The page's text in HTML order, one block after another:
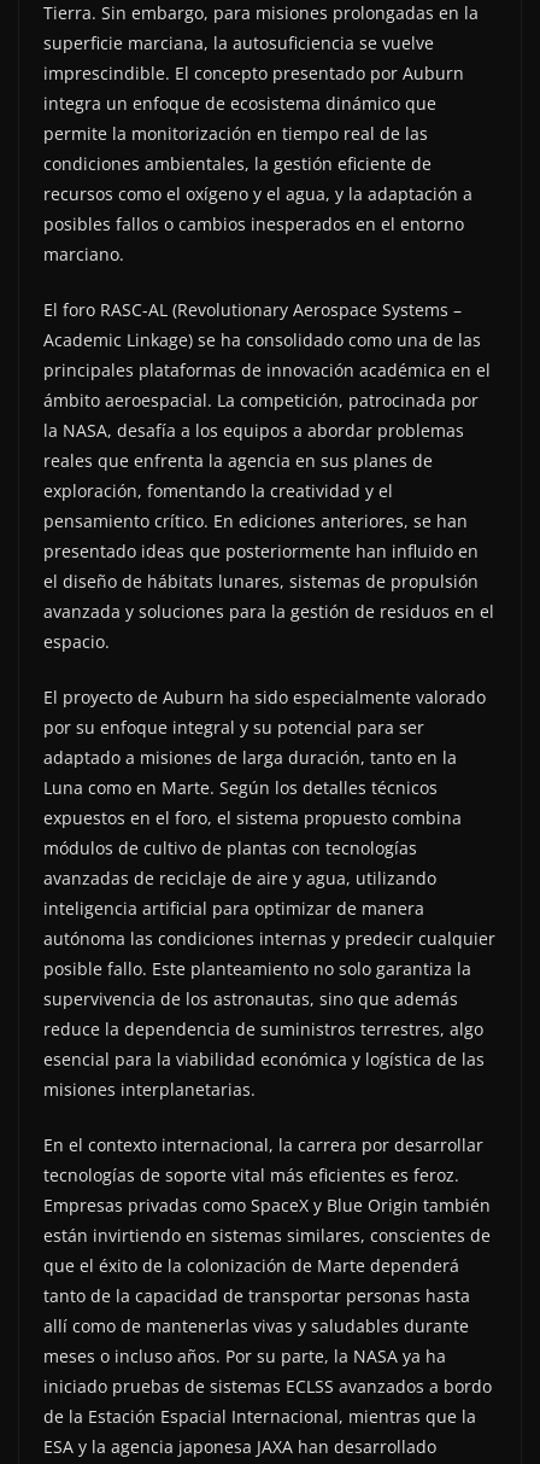
Tierra. Sin embargo, para misiones prolongadas en la
superficie marciana, la autosuficiencia se vuelve
imprescindible. El concepto presentado por Auburn
integra un enfoque de ecosistema dinámico que
permite la monitorización en tiempo real de las
condiciones ambientales, la gestión eficiente de
recursos como el oxígeno y el agua, y la adaptación a
posibles fallos o cambios inesperados en el entorno
marciano.
El foro RASC-AL (Revolutionary Aerospace Systems –
Academic Linkage) se ha consolidado como una de las
principales plataformas de innovación académica en el
ámbito aeroespacial. La competición, patrocinada por
la NASA, desafía a los equipos a abordar problemas
reales que enfrenta la agencia en sus planes de
exploración, fomentando la creatividad y el
pensamiento crítico. En ediciones anteriores, se han
presentado ideas que posteriormente han influido en
el diseño de hábitats lunares, sistemas de propulsión
avanzada y soluciones para la gestión de residuos en el
espacio.
El proyecto de Auburn ha sido especialmente valorado
por su enfoque integral y su potencial para ser
adaptado a misiones de larga duración, tanto en la
Luna como en Marte. Según los detalles técnicos
expuestos en el foro, el sistema propuesto combina
módulos de cultivo de plantas con tecnologías
avanzadas de reciclaje de aire y agua, utilizando
inteligencia artificial para optimizar de manera
autónoma las condiciones internas y predecir cualquier
posible fallo. Este planteamiento no solo garantiza la
supervivencia de los astronautas, sino que además
reduce la dependencia de suministros terrestres, algo
esencial para la viabilidad económica y logística de las
misiones interplanetarias.
En el contexto internacional, la carrera por desarrollar
tecnologías de soporte vital más eficientes es feroz.
Empresas privadas como SpaceX y Blue Origin también
están invirtiendo en sistemas similares, conscientes de
que el éxito de la colonización de Marte dependerá
tanto de la capacidad de transportar personas hasta
allí como de mantenerlas vivas y saludables durante
meses o incluso años. Por su parte, la NASA ya ha
iniciado pruebas de sistemas ECLSS avanzados a bordo
de la Estación Espacial Internacional, mientras que la
ESA y la agencia japonesa JAXA han desarrollado